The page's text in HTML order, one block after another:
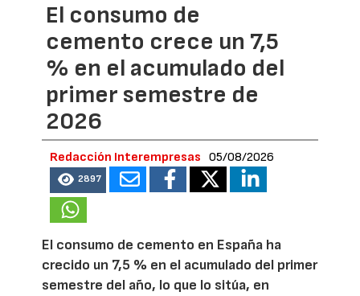
El consumo de
cemento crece un 7,5
% en el acumulado del
primer semestre de
2026
Redacción Interempresas 05/08/2026
2897
El consumo de cemento en España ha
crecido un 7,5 % en el acumulado del primer
semestre del año, lo que lo sitúa, en